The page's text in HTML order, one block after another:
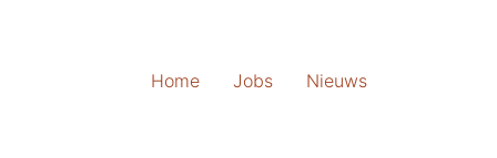
Home Jobs Nieuws